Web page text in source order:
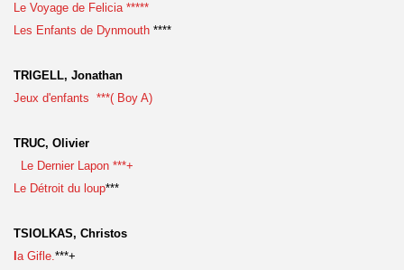
Le Voyage de Felicia *****
Les Enfants de Dynmouth ****
TRIGELL, Jonathan
Jeux d'enfants ***( Boy A)
TRUC, Olivier
Le Dernier Lapon ***+
Le Détroit du loup***
TSIOLKAS, Christos
a Gifle.***+